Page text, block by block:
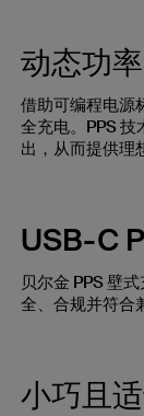
动态功率
借助可编程电源
全充电。PPS
出，从而提供理
USB-C
贝尔金 PPS 壁
全、合规并符合
小巧且